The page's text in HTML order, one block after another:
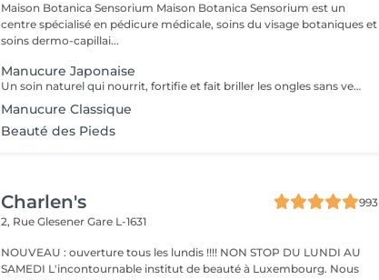
Maison Botanica Sensorium Maison Botanica Sensorium est un
centre spécialisé en pédicure médicale, soins du visage botaniques et
soins dermo-capillai...
Manucure Japonaise
Un soin naturel qui nourrit, fortifie et fait briller les ongles sans vernis. Grâce à une pâte enrichie en cire d'abeille, kératine et minéraux, suivie d'une poudre de perle protectrice, les ongles retrouvent force, éclat et un fini brillant naturel.
Manucure Classique
Beauté des Pieds
Charlen's
993
2, Rue GlesenerGare L-1631
NOUVEAU : ouverture tous les lundis !!!! NON STOP DU LUNDI AU
SAMEDI L'incontournable institut de beauté à Luxembourg. Nous